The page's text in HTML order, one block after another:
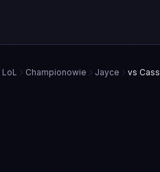
LoL Championowie Jayce vs